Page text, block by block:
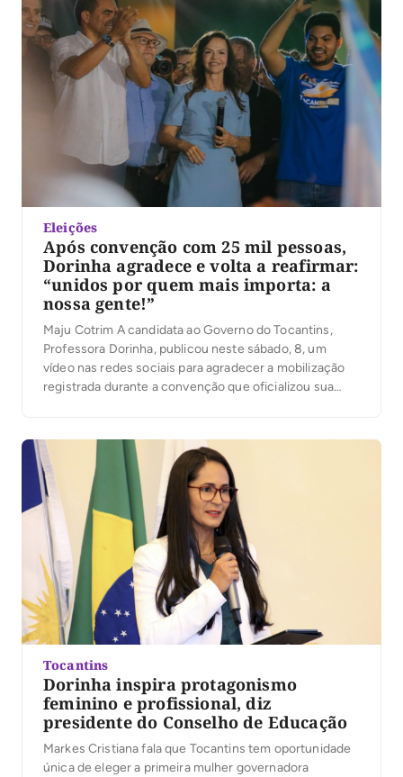
Eleições
Após convenção com 25 mil pessoas,
Dorinha agradece e volta a reafirmar:
“unidos por quem mais importa: a
nossa gente!”
Maju Cotrim A candidata ao Governo do Tocantins,
Professora Dorinha, publicou neste sábado, 8, um
vídeo nas redes sociais para agradecer a mobilização
registrada durante a convenção que oficializou sua
destacou a presença das caravanas, lideranças e
apoiadores que participaram […]
Tocantins
Dorinha inspira protagonismo
feminino e profissional, diz
presidente do Conselho de Educação
Markes Cristiana fala que Tocantins tem oportunidade
única de eleger a primeira mulher governadora